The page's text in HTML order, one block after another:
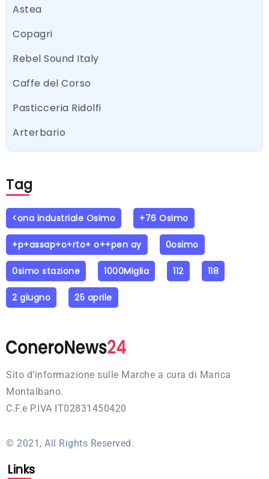
Astea
Copagri
Rebel Sound Italy
Caffe del Corso
Pasticceria Ridolfi
Arterbario
Tag
<ona industriale Osimo +76 Osimo
+p+assap+o+rto+ o++pen ay 0osimo
0simo stazione 1000Miglia 112 118
2 giugno 25 aprile
Sito d’informazione sulle Marche a cura di Marica
Montalbano.
C.F.e P.IVA IT02831450420
© 2021, All Rights Reserved.
Links